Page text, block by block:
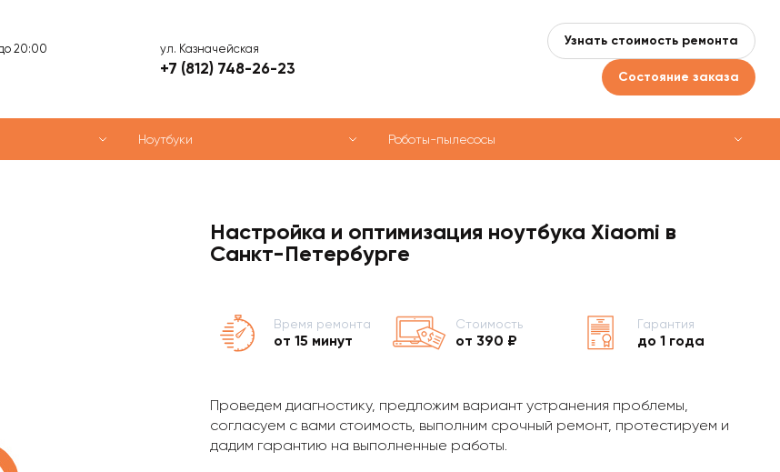
20:00
ул. Казначейская
+7 (812) 748-26-23
Узнать стоимость ремонта
Состояние заказа
Ноутбуки Роботы-пылесосы
Настройка и оптимизация ноутбука Xiaomi в
Санкт-Петербурге
Время ремонта
от 15 минут
Стоимость
от 390 ₽
Гарантия
до 1 года
Проведем диагностику, предложим вариант устранения проблемы,
согласуем с вами стоимость, выполним срочный ремонт, протестируем и
дадим гарантию на выполненные работы.